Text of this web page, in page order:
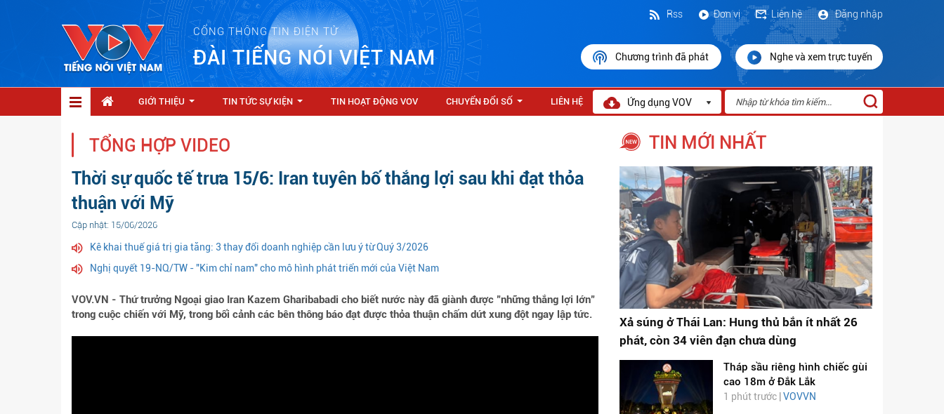
CỔNG THÔNG TIN ĐIỆN TỬ
ĐÀI TIẾNG NÓI VIỆT NAM
Đăng nhập
Liên hệ
Đơn vị
Rss
Chương trình đã phát Nghe và xem trực tuyến
GIỚI THIỆU TIN TỨC SỰ KIỆN TIN HOẠT ĐỘNG VOV CHUYỂN ĐỔI SỐ LIÊN HỆ Ứng dụng VOV
TỔNG HỢP VIDEO
Thời sự quốc tế trưa 15/6: Iran tuyên bố thắng lợi sau khi đạt thỏa
thuận với Mỹ
Cập nhật: 15/06/2026
Kê khai thuế giá trị gia tăng: 3 thay đổi doanh nghiệp cần lưu ý từ Quý 3/2026
Nghị quyết 19-NQ/TW - "Kim chỉ nam" cho mô hình phát triển mới của Việt Nam
VOV.VN - Thứ trưởng Ngoại giao Iran Kazem Gharibabadi cho biết nước này đã giành được "những thắng lợi lớn"
trong cuộc chiến với Mỹ, trong bối cảnh các bên thông báo đạt được thỏa thuận chấm dứt xung đột ngay lập tức.
TIN MỚI NHẤT
Xả súng ở Thái Lan: Hung thủ bắn ít nhất 26
phát, còn 34 viên đạn chưa dùng
Tháp sầu riêng hình chiếc gùi
cao 18m ở Đắk Lắk
1 phút trước | VOVVN